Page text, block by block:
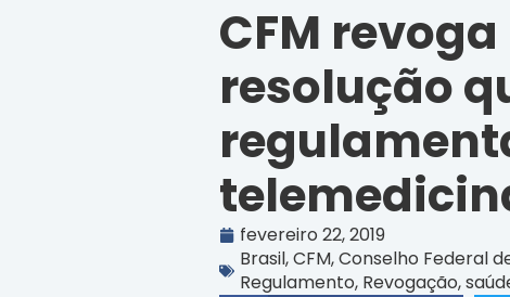
CFM revoga
resolução
fevereiro 22, 2019
Brasil,CFM,Conselho Federal
Regulamento, Revogação,